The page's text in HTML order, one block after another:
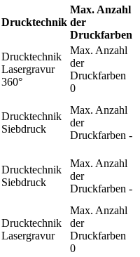
Drucktechnik
Max. Anzahl
der
Druckfarben
Drucktechnik
Lasergravur
360°
Max. Anzahl
der
Druckfarben
0
Drucktechnik
Siebdruck
Max. Anzahl
der
Druckfarben -
Drucktechnik
Siebdruck
Max. Anzahl
der
Druckfarben -
Drucktechnik
Lasergravur
Max. Anzahl
der
Druckfarben
0